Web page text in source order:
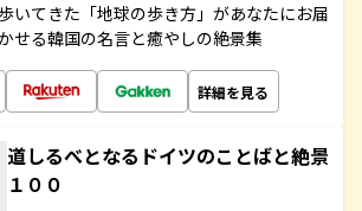
いてきた「地球の歩き方」があなたにお届
せる韓国の名言と癒やしの絶景集
詳細を見る
道しるべとなるドイツのことばと絶景
１００